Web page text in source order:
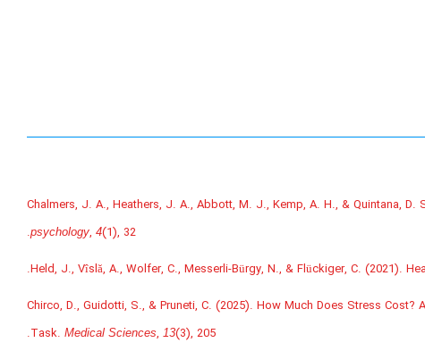
Chalmers, J. A., Heathers, J. A., Abbott, M. J., Kemp, A. H., & Quintana,
psychology, 4(1), 32.
Held, J., Vîslă, A., Wolfer, C., Messerli-Bürgy, N., & Flückiger, C. (2021).
Chirco, D., Guidotti, S., & Pruneti, C. (2025). How Much Does Stress
Task. Medical Sciences, 13(3), 205.